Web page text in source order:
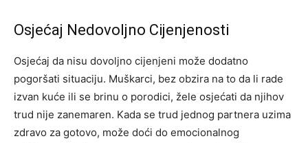
Osjećaj Nedovoljno Cijenjenosti
Osjećaj da nisu dovoljno cijenjeni može dodatno
pogoršati situaciju. Muškarci, bez obzira na to da li rade
izvan kuće ili se brinu o porodici, žele osjećati da njihov
trud nije zanemaren. Kada se trud jednog partnera uzima
zdravo za gotovo, može doći do emocionalnog